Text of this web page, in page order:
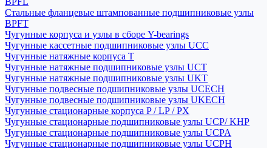
Стальные фланцевые штампованные подшипниковые узлы
BPFT
Чугунные корпуса и узлы в сборе Y-bearings
Чугунные кассетные подшипниковые узлы UCC
Чугунные натяжные корпуса T
Чугунные натяжные подшипниковые узлы UCT
Чугунные натяжные подшипниковые узлы UKT
Чугунные подвесные подшипниковые узлы UCECH
Чугунные подвесные подшипниковые узлы UKECH
Чугунные стационарные корпуса P / LP / PX
Чугунные стационарные подшипниковые узлы UCP/ KHP
Чугунные стационарные подшипниковые узлы UCPA
Чугунные стационарные подшипниковые узлы UCPH